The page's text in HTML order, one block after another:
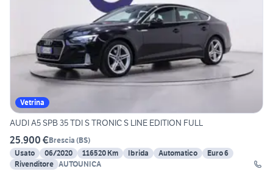
Vetrina
AUDI A5 SPB 35 TDI S TRONIC S LINE EDITION FULL
25.900 €Brescia (BS)
Usato
06/2020 116520 Km Ibrida Automatico
Euro 6
Rivenditore AUTOUNICA